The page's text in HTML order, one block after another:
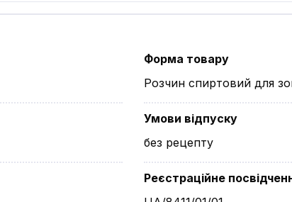
Форма товару
Розчин спиртовий для
Умови відпуску
без рецепту
Реєстраційне